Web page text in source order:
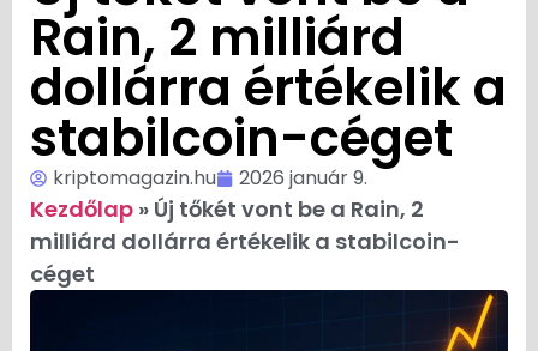
Rain, 2 milliárd
dollárra értékelik a
stabilcoin-céget
kriptomagazin.hu 2026 január 9.
Kezdőlap » Új tőkét vont be a Rain, 2
milliárd dollárra értékelik a stabilcoin-
céget